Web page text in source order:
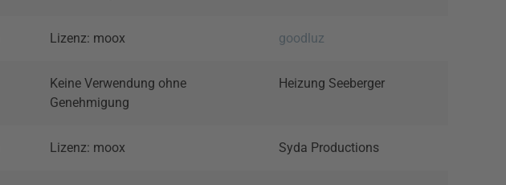
Lizenz: moox goodluz
Keine Verwendung ohne
Genehmigung
Heizung Seeberger
Lizenz: moox Syda Productions